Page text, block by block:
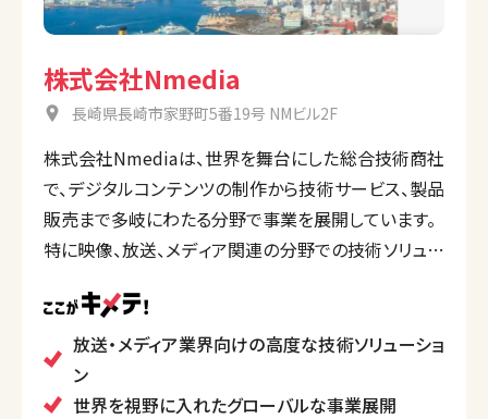
株式会社Nmedia
長崎県長崎市家野町5番19号 NMビル2F
株式会社Nmediaは、世界を舞台にした総合技術商社
で、デジタルコンテンツの制作から技術サービス、製品
販売まで多岐にわたる分野で事業を展開しています。
特に映像、放送、メディア関連の分野での技術ソリュー
ニーズに応えています。国内外のクライアントに対して
高度な技術提供を行い、グローバルな活動を行ってい
ます。
放送・メディア業界向けの高度な技術ソリューショ
ン
世界を視野に入れたグローバルな事業展開